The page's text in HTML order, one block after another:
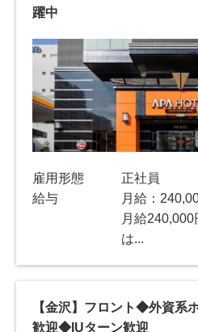
躍中
雇用形態
正社員
給与
月給：
月給
は...
【金沢】フロント◆外資系
歓迎◆IUターン歓迎